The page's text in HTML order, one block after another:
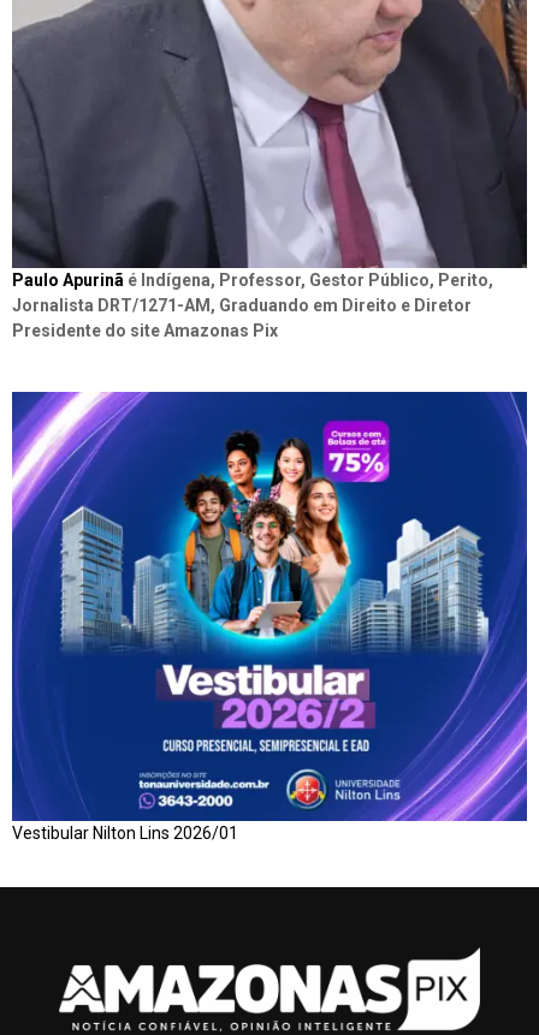
Paulo Apurinã é Indígena, Professor, Gestor Público, Perito,
Jornalista DRT/1271-AM, Graduando em Direito e Diretor
Presidente do site Amazonas Pix
Vestibular Nilton Lins 2026/01